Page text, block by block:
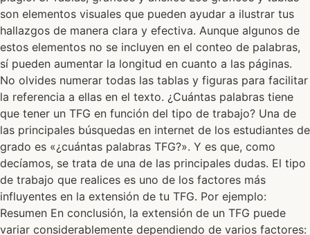
son elementos visuales que pueden ayudar a ilustrar tus
hallazgos de manera clara y efectiva. Aunque algunos de
estos elementos no se incluyen en el conteo de palabras,
sí pueden aumentar la longitud en cuanto a las páginas.
No olvides numerar todas las tablas y figuras para facilitar
la referencia a ellas en el texto. ¿Cuántas palabras tiene
que tener un TFG en función del tipo de trabajo? Una de
las principales búsquedas en internet de los estudiantes de
grado es «¿cuántas palabras TFG?». Y es que, como
decíamos, se trata de una de las principales dudas. El tipo
de trabajo que realices es uno de los factores más
influyentes en la extensión de tu TFG. Por ejemplo:
Resumen En conclusión, la extensión de un TFG puede
variar considerablemente dependiendo de varios factores: